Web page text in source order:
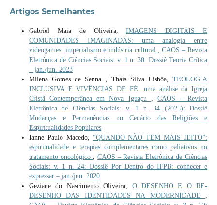
Artigos Semelhantes
Gabriel Maia de Oliveira,IMAGENS DIGITAIS E
COMUNIDADES IMAGINADAS: uma analogia entre
videogames, imperialismo e indústria cultural
CAOS – Revista
Eletrônica de Ciências Sociais: v. 1 n. 30: Dossiê Teoria Crítica
– jan./jun. 2023
Milena Gomes de Senna , Thaís Silva Lisbôa,TEOLOGIA
INCLUSIVA E VIVÊNCIAS DE FÉ: uma análise da Igreja
Cristã Contemporânea em Nova Iguaçu
CAOS – Revista
Eletrônica de Ciências Sociais: v. 1 n. 34 (2025): Dossiê
Mudanças e Permanências no Cenário das Religiões e
Espiritualidades Populares
Ianne Paulo Macedo, “QUANDO NÃO TEM MAIS JEITO”:
espiritualidade e terapias complementares como paliativos no
tratamento oncológico
CAOS – Revista Eletrônica de Ciências
Sociais: v. 1 n. 24: Dossiê Por Dentro do IFPB: conhecer e
expressar – jan./jun. 2020
Geziane do Nascimento Oliveira, O DESENHO E O RE-
DESENHO DAS IDENTIDADES NA MODERNIDADE